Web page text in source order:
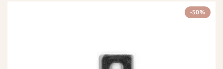
-50%